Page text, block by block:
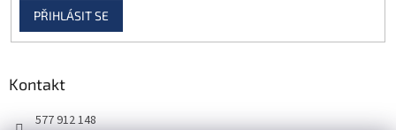
PŘIHLÁSIT SE
Kontakt
577 912 148